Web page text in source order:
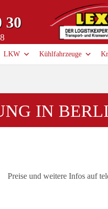
30
LKW Kühlfahrzeuge
IN
Preise und weitere Infos auf